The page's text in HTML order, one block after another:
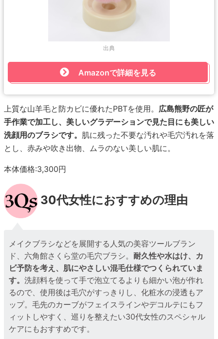
出典
Amazonで詳細を見る
上質な山羊毛と防カビに優れたPBTを使用。 広島熊野の匠が
手作業で加工し、美しいグラデーションで見た目にも美しい
洗顔用のブラシです。 肌に残った不要な汚れや毛穴汚れを落
とし、赤みや吹き出物、ムラのない美しい肌に。
本体価格:3,300円
30代女性におすすめの理由
メイクブラシなどを展開する人気の美容ツールブラン
ド、六角館さくら堂の毛穴ブラシ。耐久性や水はけ、カ
ビ予防を考え、肌にやさしい混毛仕様でつくられていま
す。洗顔料を使って手で泡立てるよりも細かい泡が作れ
るので、使用後は毛穴がすっきりし、化粧水の浸透もア
ップ。毛先のカーブがフェイスラインやデコルテにもフ
ィットしやすく、巡りを整えたい30代女性のスペシャル
ケアにもおすすめです。